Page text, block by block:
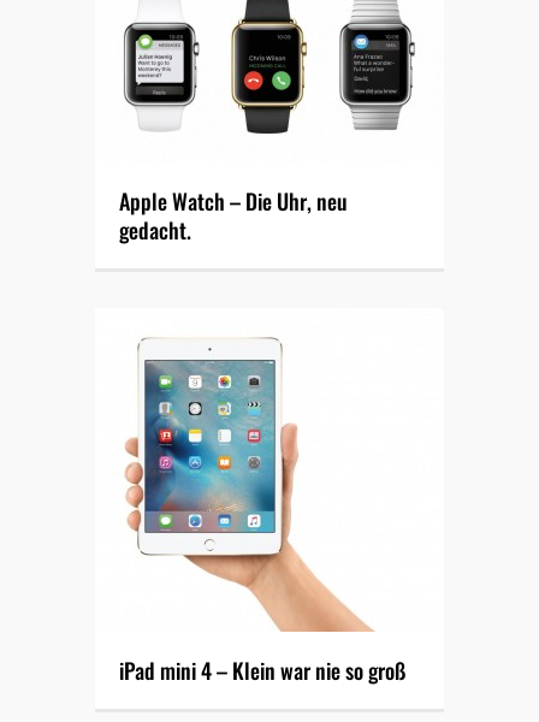
Apple Watch – Die Uhr, neu
gedacht.
iPad mini 4 – Klein war nie so groß